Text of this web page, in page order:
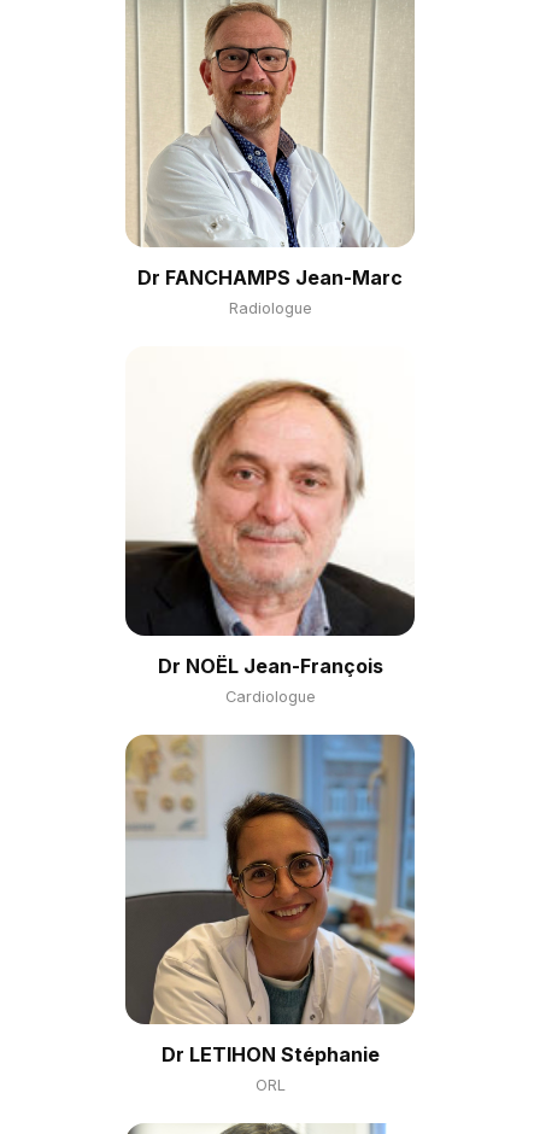
Dr FANCHAMPS Jean-Marc
Radiologue
Dr NOËL Jean-François
Cardiologue
Dr LETIHON Stéphanie
ORL